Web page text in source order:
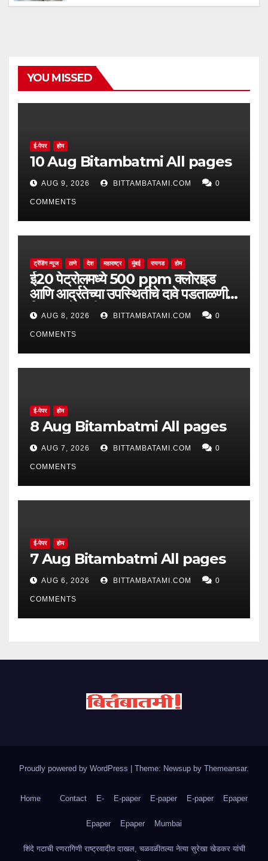
YOU MISSED
ई-पेपर होम
10 Aug Bitambatmi All pages
AUG 9, 2026 BITTAMBATAMI.COM 0
COMMENTS
ट्रेंडिंग न्यूज ठाणे देश महाराष्ट्र मुंबई रायगड होम
ई20 पेट्रोलमध्ये 500 ppm क्लोराइड
आणि आर्द्रतेच्या उपस्थितीचे दावे पडताळणीत
सिद्ध झाले नाहीत
AUG 8, 2026 BITTAMBATAMI.COM 0
COMMENTS
ई-पेपर होम
8 Aug Bitambatmi All pages
AUG 7, 2026 BITTAMBATAMI.COM 0
COMMENTS
ई-पेपर होम
7 Aug Bitambatmi All pages
AUG 6, 2026 BITTAMBATAMI.COM 0
COMMENTS
Proudly powered by WordPress | Theme: Newsup by Themeansar.
Home Contact E- E-paper E-paper E-paper Epaper
Epaper Epaper Mumbai
शिंदे गटाची रणरागिणी राष्ट्रवादीत दाखल, चळवळीतल्या नेत्या सुरेखा खेडकर यांची